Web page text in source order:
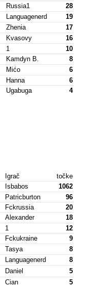
Russia1
28
Languagenerd
19
Zhenia
17
Kvasovy
16
1
10
Kamdyn B.
8
Mićo
6
Hanna
6
Ugabuga 4
Igrač
točke
Isbabos
1062
Patricburton
96
Fckrussia
20
Alexander
18
1
12
Fckukraine
9
Tasya
8
Languagenerd
8
Daniel
5
Cian 5